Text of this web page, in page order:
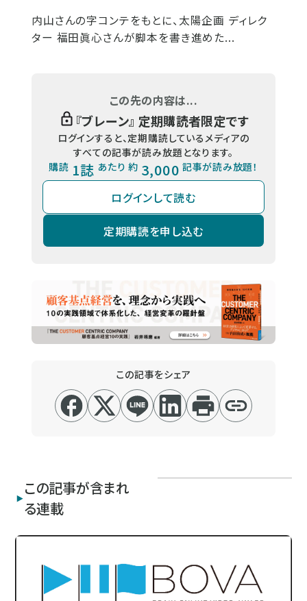
内山さんの字コンテをもとに、太陽企画 ディレク
ター 福田眞心さんが脚本を書き進めた...
この先の内容は...
『ブレーン』 定期購読者限定です
ログインすると、定期購読しているメディアの
すべての記事が読み放題となります。
購読 1誌 あたり 約 3,000 記事が読み放題！
ログインして読む
定期購読を申し込む
この記事をシェア
この記事が含まれ
る連載